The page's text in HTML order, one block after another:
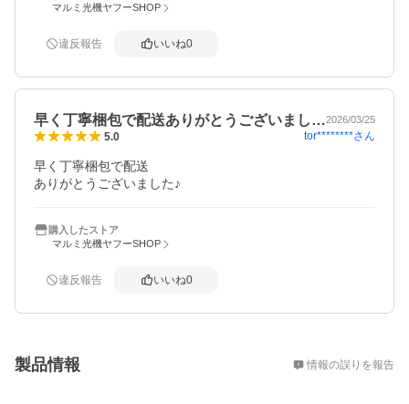
マルミ光機ヤフーSHOP
違反報告 いいね0
早く丁寧梱包で配送ありがとうございまし…2026/03/25
5.0 tor********さん
早く丁寧梱包で配送
ありがとうございました♪
購入したストア
マルミ光機ヤフーSHOP
違反報告 いいね0
製品情報 情報の誤りを報告